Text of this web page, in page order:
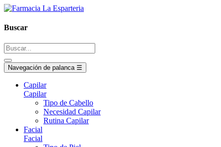
Buscar
Navegación de palanca ☰
Capilar
Capilar
Tipo de Cabello
Necesidad Capilar
Rutina Capilar
Facial
Facial